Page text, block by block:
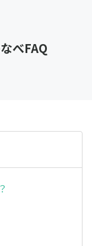
べFAQ